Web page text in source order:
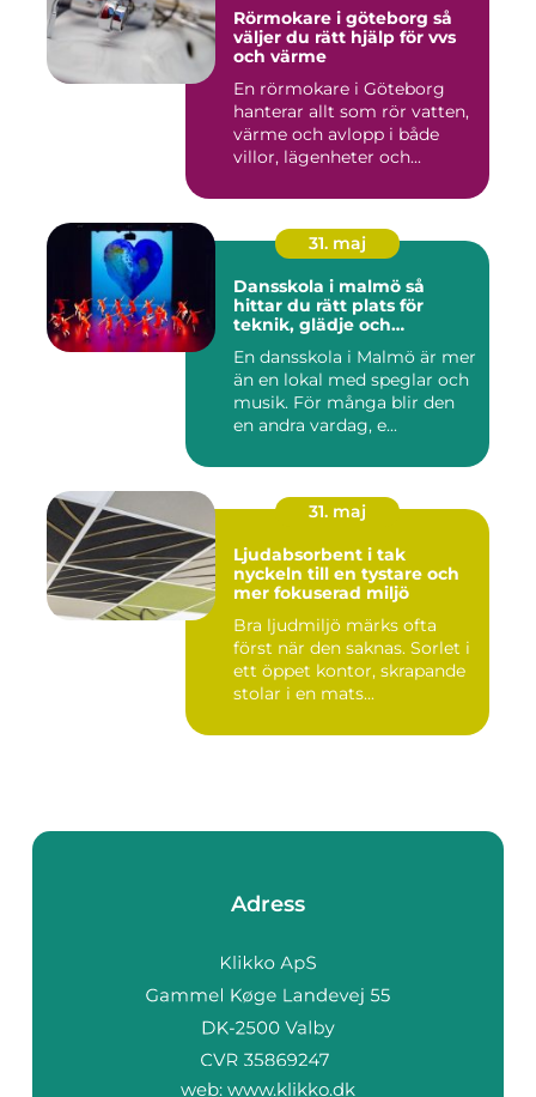
Rörmokare i göteborg så
väljer du rätt hjälp för vvs
och värme
En rörmokare i Göteborg
hanterar allt som rör vatten,
värme och avlopp i både
villor, lägenheter och...
31. maj
Dansskola i malmö så
hittar du rätt plats för
teknik, glädje och
En dansskola i Malmö är mer
än en lokal med speglar och
musik. För många blir den
en andra vardag, e...
31. maj
Ljudabsorbent i tak
nyckeln till en tystare och
mer fokuserad miljö
Bra ljudmiljö märks ofta
först när den saknas. Sorlet i
ett öppet kontor, skrapande
stolar i en mats...
Adress
web: www.klikko.dk